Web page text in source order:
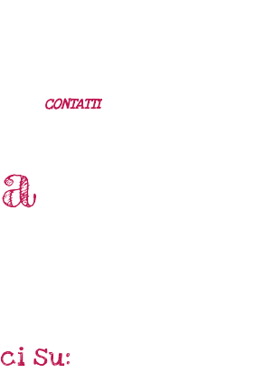
CONTATTI
su: